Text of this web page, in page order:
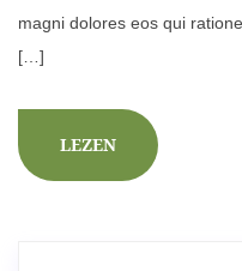
magni dolores eos qui
[…]
LEZEN